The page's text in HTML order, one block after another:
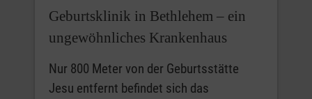
Geburtsklinik in Bethlehem – ein
ungewöhnliches Krankenhaus
Nur 800 Meter von der Geburtsstätte
Jesu entfernt befindet sich das